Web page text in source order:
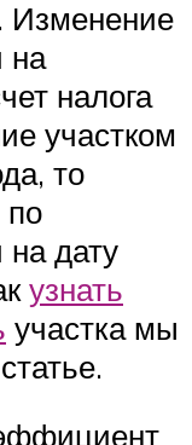
Изменение
на
налога
участком
то
по
на дату
узнать
участка мы